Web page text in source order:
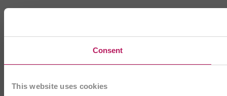
Consent
This website uses cookies